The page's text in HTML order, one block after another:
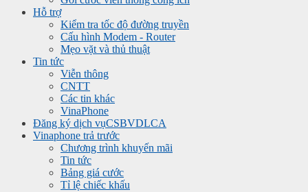
Hỗ trợ
Kiểm tra tốc độ đường truyền
Cấu hình Modem - Router
Mẹo vặt và thủ thuật
Tin tức
Viễn thông
CNTT
Các tin khác
VinaPhone
Đăng ký dịch vụCSBVDLCA
Vinaphone trả trước
Chương trình khuyến mãi
Tin tức
Bảng giá cước
Tỉ lệ chiếc khấu